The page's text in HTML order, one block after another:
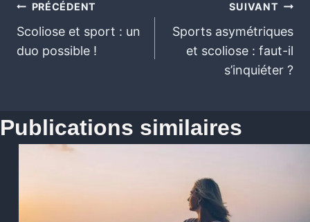
PRÉCÉDENT
Scoliose et sport : un
duo possible !
SUIVANT
Sports asymétriques
et scoliose : faut-il
s’inquiéter ?
Publications similaires